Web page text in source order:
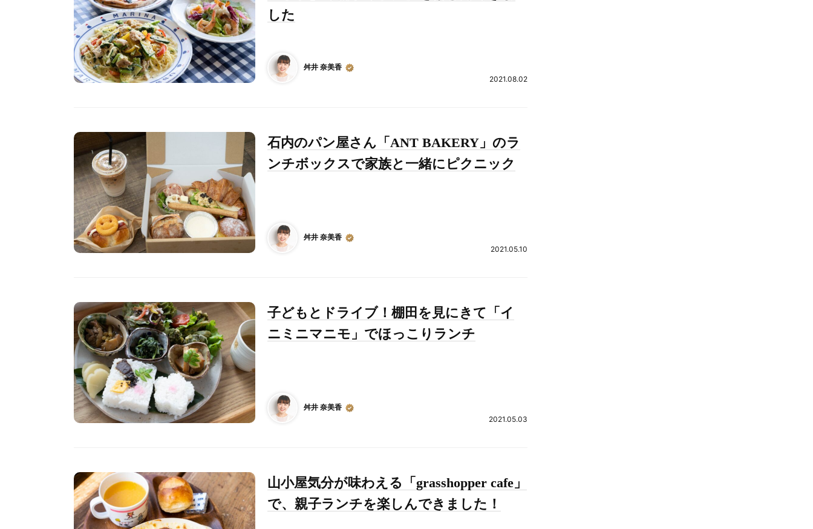
した
舛井 奈美香
2021.08.02
石内のパン屋さん「ANT BAKERY」のラ
ンチボックスで家族と一緒にピクニック
舛井 奈美香
2021.05.10
子どもとドライブ！棚田を見にきて「イ
ニミニマニモ」でほっこりランチ
舛井 奈美香
2021.05.03
山小屋気分が味わえる「grasshopper cafe」
で、親子ランチを楽しんできました！